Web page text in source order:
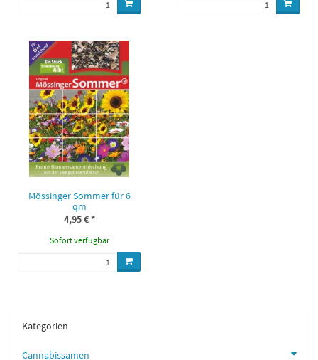
Mössinger Sommer für 6
qm
4,95 €*
Sofort verfügbar
Kategorien
Cannabissamen